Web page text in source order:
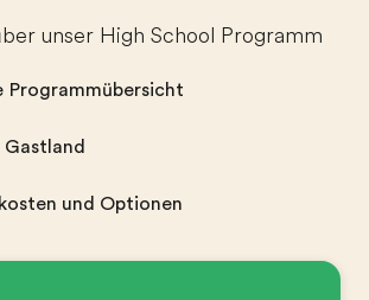
unser High School Programm
Programmübersicht
Gastland
und Optionen